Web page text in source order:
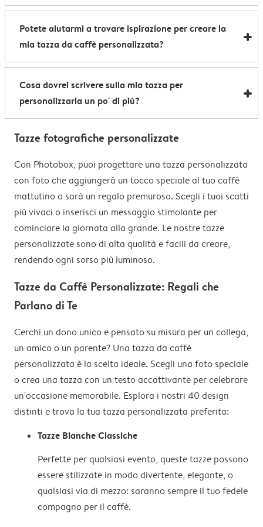
personalizzata è un modo divertente per farsi
omaggio, per rifornire la cucina dell'ufficio con tazze
da caffè o tazze da tè personalizzate e molto altro.
Ecco come creare la tua tazza con foto e scritta in
pochi minuti:
1. Scegli lo stile della tazza (a tema,magica
2. Scegli un tema per trovare l'ispirazione
4. Aggiungi un testo per quel tocco personale in più
5. Visualizza l'anteprima della tua creazione e
Potete aiutarmi a trovare ispirazione per creare la
mia tazza da caffè personalizzata?
Abbiamo tantissimitazze a temaper ogni stato
d'animo e per ogni ricorrenza. Dai matrimoni alla
festa del papà, dalle citazioni stravaganti ai motivi
colorati, i temi creati da noi sono qui per aiutarti a
iniziare. Dai un'occhiata e lasciati ispirare per creare
Cosa dovrei scrivere sulla mia tazza per
personalizzarla un po' di più?
tutto va bene per dare un tocco carino alla tua mug
personalizzata.
Alcune idee:
""Ma prima, il caffè"": un classico per una tazza caffè
personalizzata
""Il miglior papà del mondo"": pronta per la festa del
papà
""Tazza di [nome] - Giù le mani"": molto popolare per le
tazze personalizzate con nome
Tazze fotografiche personalizzate
Con Photobox, puoi progettare una tazza personalizzata
con foto che aggiungerà un tocco speciale al tuo caffè
mattutino o sarà un regalo premuroso. Scegli i tuoi scatti
più vivaci o inserisci un messaggio stimolante per
cominciare la giornata alla grande. Le nostre tazze
personalizzate sono di alta qualità e facili da creare,
rendendo ogni sorso più luminoso.
Tazze da Caffè Personalizzate: Regali che
Parlano di Te
Cerchi un dono unico e pensato su misura per un collega,
un amico o un parente? Una tazza da caffè
personalizzata è la scelta ideale. Scegli una foto speciale
o crea una tazza con un testo accattivante per celebrare
un'occasione memorabile. Esplora i nostri 40 design
distinti e trova la tua tazza personalizzata preferita:
Tazze Bianche Classiche
Perfette per qualsiasi evento, queste tazze possono
essere stilizzate in modo divertente, elegante, o
qualsiasi via di mezzo: saranno sempre il tuo fedele
compagno per il caffè.